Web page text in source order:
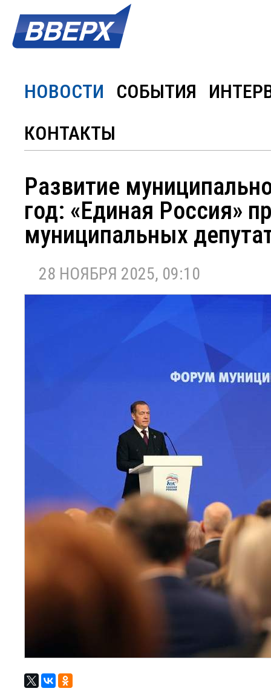
НОВОСТИ СОБЫТИЯ
КОНТАКТЫ
Развитие
год: «Единая Россия»
муниципальных
28 НОЯБРЯ 2025, 09:10